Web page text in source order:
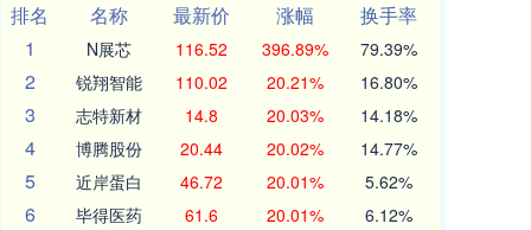
排名
名称 最新价 涨幅
换手率
1
N展芯 116.52 396.89% 79.39%
2 锐翔智能 110.02 20.21% 16.80%
3 志特新材 14.8 20.03% 14.18%
4 博腾股份 20.44 20.02% 14.77%
5 近岸蛋白 46.72 20.01% 5.62%
6 毕得医药 61.6 20.01% 6.12%